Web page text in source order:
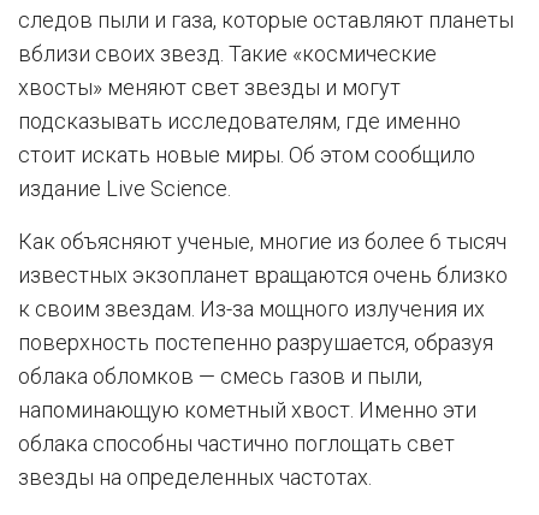
следов пыли и газа, которые оставляют планеты
вблизи своих звезд. Такие «космические
хвосты» меняют свет звезды и могут
подсказывать исследователям, где именно
стоит искать новые миры. Об этом сообщило
издание Live Science.
Как объясняют ученые, многие из более 6 тысяч
известных экзопланет вращаются очень близко
к своим звездам. Из-за мощного излучения их
поверхность постепенно разрушается, образуя
облака обломков — смесь газов и пыли,
напоминающую кометный хвост. Именно эти
облака способны частично поглощать свет
звезды на определенных частотах.